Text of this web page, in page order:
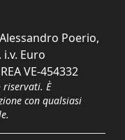
Poerio,
i.v. Euro
VE-454332
È
con qualsiasi